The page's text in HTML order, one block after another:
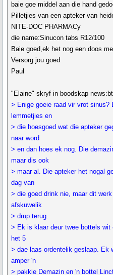
baie goe middel aan die hand
Pilletjies van een apteker van
NITE-DOC PHARMACy
die name:Sinucon tabs R12/100
Baie goed,ek het nog een doos
Versorg jou goed
Paul
"Elaine" skryf in boodskap
> Enige goeie raad vir vrot sinus?
lemmetjies en
> die hoesgoed wat die apteker
naar word
> en dan hoes ek nog. Die
maar dis ook
> maar al. Die apteker het nogal
dag van
> die goed drink nie, maar dit
afskuwelik
> drup terug.
> Ek is klaar deur twee bottels
het 5
> dae laas ordentelik geslaap. Ek
amper 'n
> pakkie Demazin en 'n bottel